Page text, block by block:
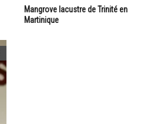
Mangrove lacustre de Trinité en
Martinique